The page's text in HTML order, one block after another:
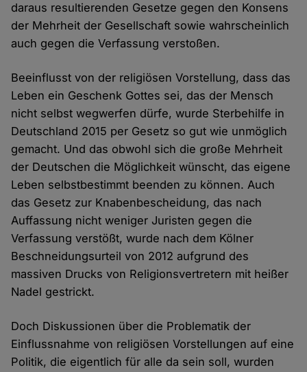
daraus resultierenden Gesetze gegen den Konsens
der Mehrheit der Gesellschaft sowie wahrscheinlich
auch gegen die Verfassung verstoßen.
Beeinflusst von der religiösen Vorstellung, dass das
Leben ein Geschenk Gottes sei, das der Mensch
nicht selbst wegwerfen dürfe, wurde Sterbehilfe in
Deutschland 2015 per Gesetz so gut wie unmöglich
gemacht. Und das obwohl sich die große Mehrheit
der Deutschen die Möglichkeit wünscht, das eigene
Leben selbstbestimmt beenden zu können. Auch
das Gesetz zur Knabenbescheidung, das nach
Auffassung nicht weniger Juristen gegen die
Verfassung verstößt, wurde nach dem Kölner
Beschneidungsurteil von 2012 aufgrund des
massiven Drucks von Religionsvertretern mit heißer
Nadel gestrickt.
Doch Diskussionen über die Problematik der
Einflussnahme von religiösen Vorstellungen auf eine
Politik, die eigentlich für alle da sein soll, wurden